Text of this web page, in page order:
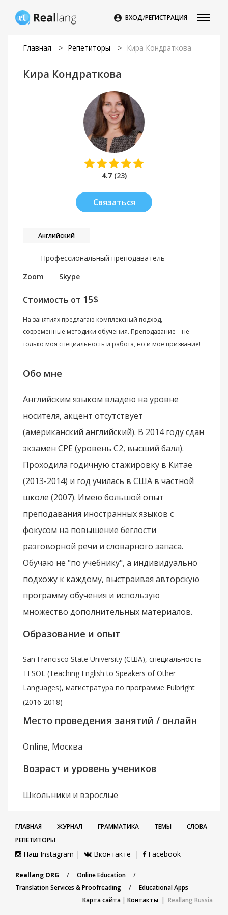
 ВХОД/РЕГИСТРАЦИЯ
Главная > Репетиторы > Кира Кондраткова
Кира Кондраткова
4.7(23)
Связаться
Английский
Профессиональный преподаватель
Zoom
Skype
Стоимость от 15$
На занятиях предлагаю комплексный подход,
современные методики обучения. Преподавание – не
только моя специальность и работа, но и моё призвание!
Обо мне
Английским языком владею на уровне
носителя, акцент отсутствует
(американский английский). В 2014 году сдан
экзамен СРЕ (уровень С2, высший балл).
Проходила годичную стажировку в Китае
(2013-2014) и год училась в США в частной
школе (2007). Имею большой опыт
преподавания иностранных языков с
фокусом на повышение беглости
разговорной речи и словарного запаса.
Обучаю не "по учебнику", а индивидуально
подхожу к каждому, выстраивая авторскую
программу обучения и использую
множество дополнительных материалов.
Образование и опыт
San Francisco State University (США), специальность
TESOL (Teaching English to Speakers of Other
Languages), магистратура по программе Fulbright
(2016-2018)
Место проведения занятий / онлайн
Online, Москва
Возраст и уровень учеников
Школьники и взрослые
ГЛАВНАЯ ЖУРНАЛ ГРАММАТИКА ТЕМЫ
СЛОВА
РЕПЕТИТОРЫ
Наш Instagram | Вконтакте | Facebook
Reallang ORG / Online Education
/
Translation Services & Proofreading
/
Educational Apps
Карта сайта | Контакты | Reallang Russia